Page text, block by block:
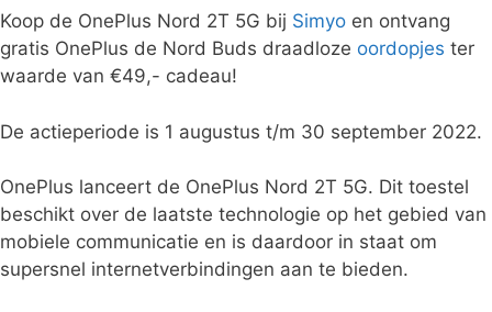
Koop de OnePlus Nord 2T 5G bij Simyo en ontvang
gratis OnePlus de Nord Buds draadloze oordopjes ter
waarde van €49,- cadeau!
De actieperiode is 1 augustus t/m 30 september 2022.
OnePlus lanceert de OnePlus Nord 2T 5G. Dit toestel
beschikt over de laatste technologie op het gebied van
mobiele communicatie en is daardoor in staat om
supersnel internetverbindingen aan te bieden.